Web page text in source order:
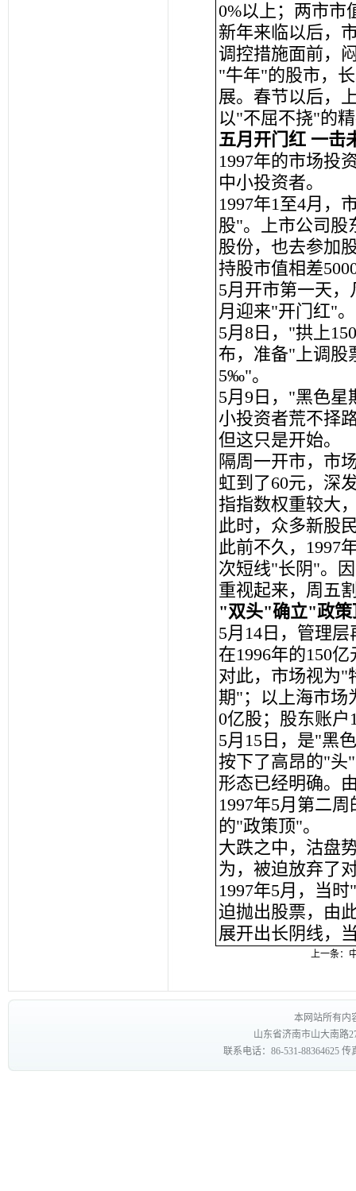
0%以上；两市市
新年来临以后，
调控措施面前，
"牛年"的股市，
展。春节以后，
以"不屈不挠"的
五月开门红 一击
1997年的市场投
中小投资者。
1997年1至4月，
股"。上市公司股
股份，也去参加
持股市值相差
5月开市第一天
月迎来"开门红"。
5月8日，"拱上
布，准备"上调
5‰"。
5月9日，"黑色
小投资者荒不择
但这只是开始。
隔周一开市，市
虹到了60元，深
指指数权重较大
此时，众多新股
此前不久，1997
次短线"长阴"。
重视起来，周五
"双头"确立"政
5月14日，管理
在1996年的150
对此，市场视为"
期"；以上海市场
0亿股；股东账户
5月15日，是"黑
按下了高昂的"头
形态已经明确。
1997年5月第二
的"政策顶"。
大跌之中，沽盘
为，被迫放弃了
1997年5月，当
迫抛出股票，由
展开出长阴线，
上一条：
本网站所有内
山东省济南市山大南路
联系电话：86-531-88364625 传